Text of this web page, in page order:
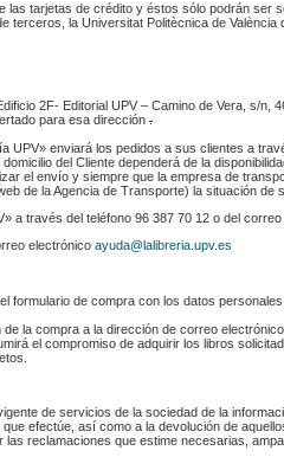
tarjetas de crédito y éstos sólo podrán ser
la Universitat Politècnica de València
2F- Editorial UPV – Camino de Vera, s/n,
para esa dirección .
UPV» enviará los pedidos a sus clientes a
del Cliente dependerá de la
el envío y siempre que la empresa de
de la Agencia de Transporte) la situación de
a través del teléfono 96 387 70 12 o del
electrónico ayuda@lalibreria.upv.es
formulario de compra con los datos
la compra a la dirección de correo
el compromiso de adquirir los libros
de servicios de la sociedad de la
efectúe, así como a la devolución de
reclamaciones que estime necesarias,